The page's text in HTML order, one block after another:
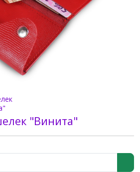
"Винита"